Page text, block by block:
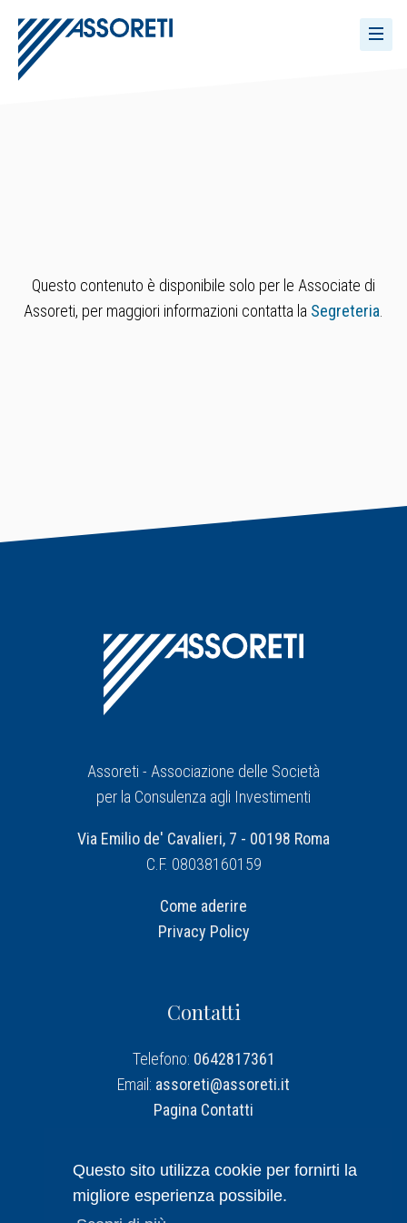
Questo sito utilizza cookie per fornirti la
migliore esperienza possibile.
Questo contenuto è disponibile solo per le Associate di
Assoreti, per maggiori informazioni contatta la Segreteria
Assoreti - Associazione delle Società
per la Consulenza agli Investimenti
Via Emilio de' Cavalieri, 7 - 00198 Roma
C.F. 08038160159
Come aderire
Privacy Policy
Contatti
Telefono: 0642817361
Email: assoreti@assoreti.it
Pagina Contatti